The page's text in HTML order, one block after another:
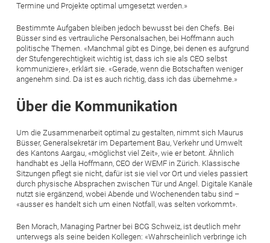
Termine und Projekte optimal umgesetzt werden.»
Bestimmte Aufgaben bleiben jedoch bewusst bei den Chefs. Bei
Büsser sind es vertrauliche Personalsachen, bei Hoffmann auch
politische Themen. «Manchmal gibt es Dinge, bei denen es aufgrund
der Stufengerechtigkeit wichtig ist, dass ich sie als CEO selbst
kommuniziere», erklärt sie. «Gerade, wenn die Botschaften weniger
angenehm sind. Da ist es auch richtig, dass ich das übernehme.»
Über die Kommunikation
Um die Zusammenarbeit optimal zu gestalten, nimmt sich Maurus
Büsser, Generalsekretär im Departement Bau, Verkehr und Umwelt
des Kantons Aargau, «möglichst viel Zeit», wie er betont. Ähnlich
handhabt es Jella Hoffmann, CEO der WEMF in Zürich. Klassische
Sitzungen pflegt sie nicht, dafür ist sie viel vor Ort und vieles passiert
durch physische Absprachen zwischen Tür und Angel. Digitale Kanäle
nutzt sie ergänzend, wobei Abende und Wochenenden tabu sind –
«ausser es handelt sich um einen Notfall, was selten vorkommt».
Ben Morach, Managing Partner bei BCG Schweiz, ist deutlich mehr
unterwegs als seine beiden Kollegen: «Wahrscheinlich verbringe ich